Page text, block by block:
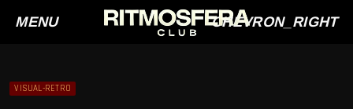
MENU CHEVRON_RIGHT
VISUAL-RETRO